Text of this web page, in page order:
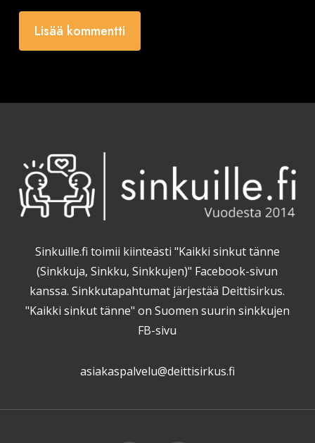
Sinkuille.fi toimii kiinteästi "Kaikki sinkut tänne
(Sinkkuja, Sinkku, Sinkkujen)" Facebook-sivun
kanssa. Sinkkutapahtumat järjestää Deittisirkus.
"Kaikki sinkut tänne" on Suomen suurin sinkkujen
FB-sivu
asiakaspalvelu@deittisirkus.fi